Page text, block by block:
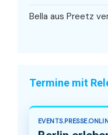
Bella aus Preetz
Termine mit